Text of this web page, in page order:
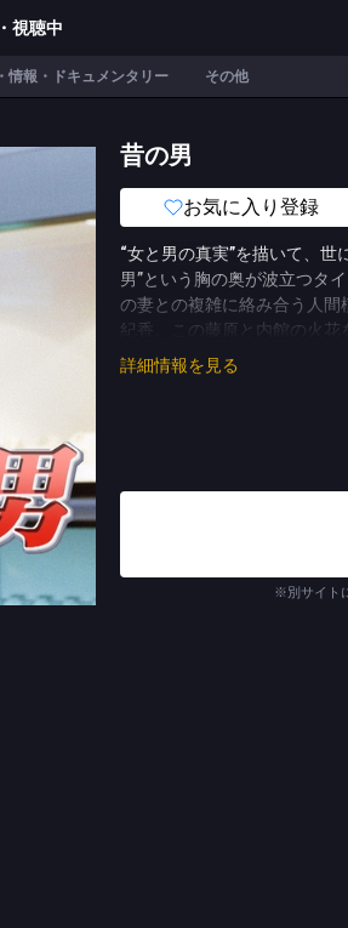
視聴中
情報・ドキュメンタリー その他
昔の男
お気に入り登録
“女と男の真実”を描いて、
男”という胸の奥が波立つタ
の妻との複雑に絡み合う人
紀香。この藤原と内館の火花
ことだろう。藤原演じるあか
た、その妻に富田靖子、あ
原あかり（藤原紀香）は宝
場を妬む人間もいるが、実
れているだけだということ
が契約しているやり手の公
で、再婚の意志はまったくな
詳細情報を見る
※別サイト